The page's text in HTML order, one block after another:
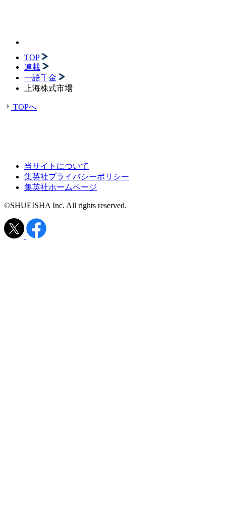
TOP
連載
一語千金
上海株式市場
TOPへ
当サイトについて
集英社プライバシーポリシー
集英社ホームページ
©SHUEISHA Inc. All rights reserved.